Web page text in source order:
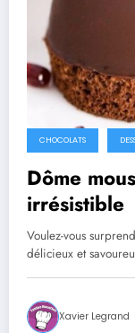
CHOCOLATS
Dôme
irrésistible
Voulez-vous
délicieux et
Xavier Legrand